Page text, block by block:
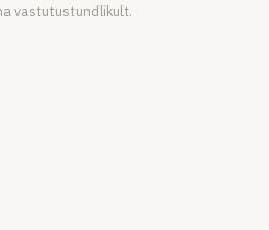
vastutustundlikult.